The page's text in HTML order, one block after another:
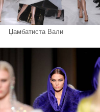
Џамбатиста Вали